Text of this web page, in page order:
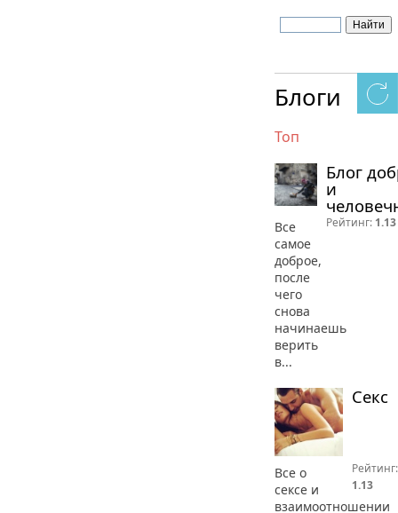
Блоги
Топ
Блог
и
Все
самое
доброе,
после
чего
снова
начинаешь
верить
в...
Рейтинг: 1.13
Секс
Все о
сексе и
взаимоотношении
Рейтинг:
1.13